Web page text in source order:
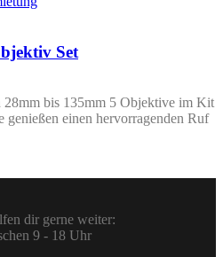
Set
bis 135mm 5 Objektive im Kit
einen hervorragenden Ruf
dir gerne weiter:
9 - 18 Uhr